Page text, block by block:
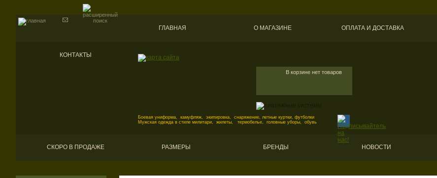
ГЛАВНАЯ О МАГАЗИНЕ ОПЛАТА И ДОСТАВКА
КОНТАКТЫ
В корзине нет товаров
Боевая униформа, камуфляж, экипировка, снаряжение, летные куртки, футболки
Мужская одежда в стиле милитари, жилеты, термобелье, головные уборы, обувь
СКОРО В ПРОДАЖЕ РАЗМЕРЫ БРЕНДЫ НОВОСТИ